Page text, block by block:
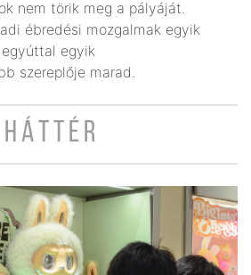
nem törik meg a pályáját.
ébredési mozgalmak egyik
egyik
szereplője marad.
HÁTTÉR